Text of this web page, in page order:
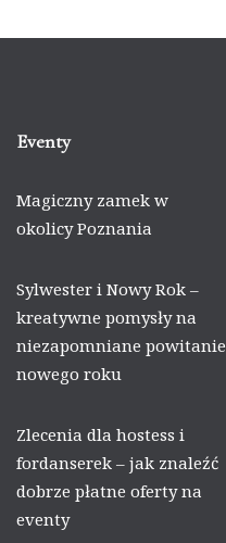
Eventy
Magiczny zamek w
okolicy Poznania
Sylwester i Nowy Rok –
kreatywne pomysły na
niezapomniane powitanie
nowego roku
Zlecenia dla hostess i
fordanserek – jak znaleźć
dobrze płatne oferty na
eventy